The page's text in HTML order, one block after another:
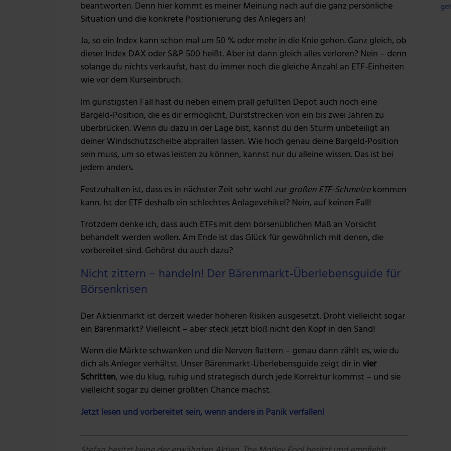
beantworten. Denn hier kommt es meiner Meinung nach auf die ganz persönliche
Situation und die konkrete Positionierung des Anlegers an!
Ja, so ein Index kann schon mal um 50 % oder mehr in die Knie gehen. Ganz gleich, ob
dieser Index DAX oder S&P 500 heißt. Aber ist dann gleich alles verloren? Nein – denn
solange du nichts verkaufst, hast du immer noch die gleiche Anzahl an ETF-Einheiten
wie vor dem Kurseinbruch.
Im günstigsten Fall hast du neben einem prall gefüllten Depot auch noch eine
Bargeld-Position, die es dir ermöglicht, Durststrecken von ein bis zwei Jahren zu
überbrücken. Wenn du dazu in der Lage bist, kannst du den Sturm unbeteiligt an
deiner Windschutzscheibe abprallen lassen. Wie hoch genau deine Bargeld-Position
sein muss, um so etwas leisten zu können, kannst nur du alleine wissen. Das ist bei
jedem anders.
Festzuhalten ist, dass es in nächster Zeit sehr wohl zurgroßen ETF-Schmelzekommen
kann. Ist der ETF deshalb ein schlechtes Anlagevehikel? Nein, auf keinen Fall!
Trotzdem denke ich, dass auch ETFs mit dem börsenüblichen Maß an Vorsicht
behandelt werden wollen. Am Ende ist das Glück für gewöhnlich mit denen, die
vorbereitet sind. Gehörst du auch dazu?
Nicht zittern – handeln! Der Bärenmarkt-Überlebensguide für
Börsenkrisen
Der Aktienmarkt ist derzeit wieder höheren Risiken ausgesetzt. Droht vielleicht sogar
ein Bärenmarkt? Vielleicht – aber steck jetzt bloß nicht den Kopf in den Sand!
Wenn die Märkte schwanken und die Nerven flattern – genau dann zählt es, wie du
dich als Anleger verhältst. Unser Bärenmarkt-Überlebensguide zeigt dir invier
Schritten, wie du klug, ruhig und strategisch durch jede Korrektur kommst – und sie
vielleicht sogar zu deiner größten Chance machst.
Jetzt lesen und vorbereitet sein, wenn andere in Panik verfallen!